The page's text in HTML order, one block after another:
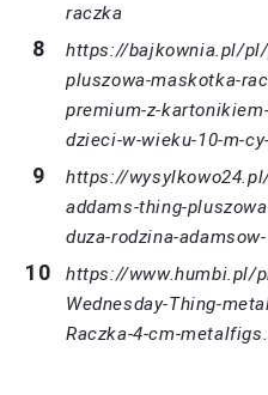
raczka
https://bajkownia.pl/
pluszowa-maskotka-
premium-z-
dzieci-w-wieku-10-m-
https://
addams-thing-
duza-rodzina-
https://www.humbi.pl/
Wednesday-Thing-
Raczka-4-cm-